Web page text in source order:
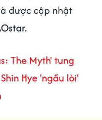
được cập nhật
The Myth' tung
Hye 'ngầu lòi'